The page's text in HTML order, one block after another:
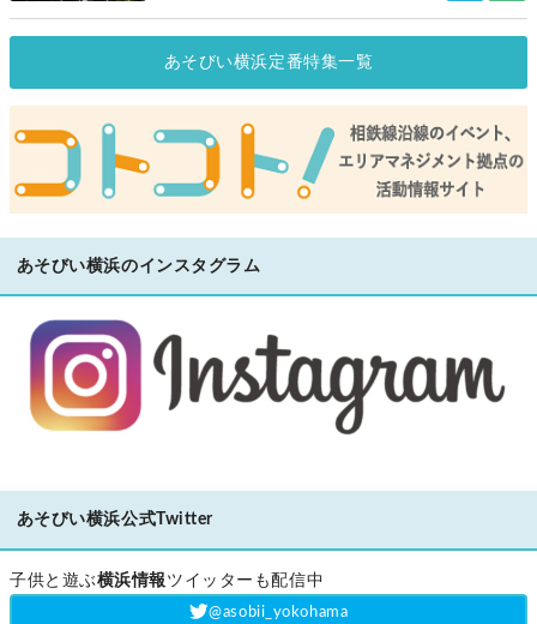
あそびい横浜定番特集一覧
あそびい横浜のインスタグラム
あそびい横浜公式Twitter
子供と遊ぶ横浜情報ツイッターも配信中
‎@asobii_yokohama